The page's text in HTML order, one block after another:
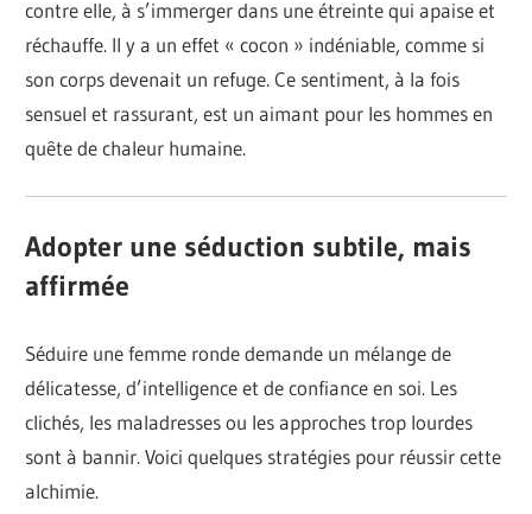
contre elle, à s’immerger dans une étreinte qui apaise et
réchauffe. Il y a un effet « cocon » indéniable, comme si
son corps devenait un refuge. Ce sentiment, à la fois
sensuel et rassurant, est un aimant pour les hommes en
quête de chaleur humaine.
Adopter une séduction subtile, mais
affirmée
Séduire une femme ronde demande un mélange de
délicatesse, d’intelligence et de confiance en soi. Les
clichés, les maladresses ou les approches trop lourdes
sont à bannir. Voici quelques stratégies pour réussir cette
alchimie.